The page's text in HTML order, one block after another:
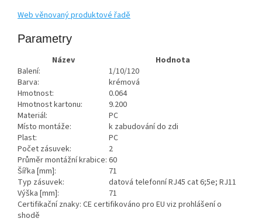
Web věnovaný produktové řadě
Parametry
Název
Hodnota
Balení:
1/10/120
Barva:
krémová
Hmotnost:
0.064
Hmotnost kartonu:
9.200
Materiál:
PC
Místo montáže:
k zabudování do zdi
Plast:
PC
Počet zásuvek:
2
Průměr montážní krabice: 60
Šířka [mm]:
71
Typ zásuvek:
datová telefonní RJ45 cat 6;5e; RJ11
Výška [mm]:
71
Certifikační znaky: CE certifikováno pro EU viz prohlášení o
shodě